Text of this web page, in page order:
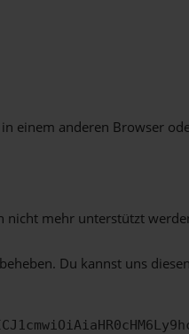
einem anderen Browser
nicht mehr unterstützt
Du kannst uns